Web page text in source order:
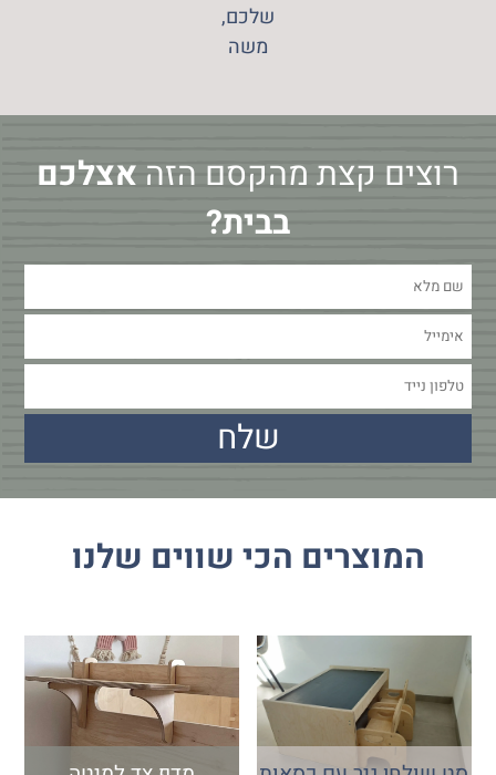
שלכם,
משה
רוצים קצת מהקסם הזה אצלכם
בבית?
המוצרים הכי שווים שלנו